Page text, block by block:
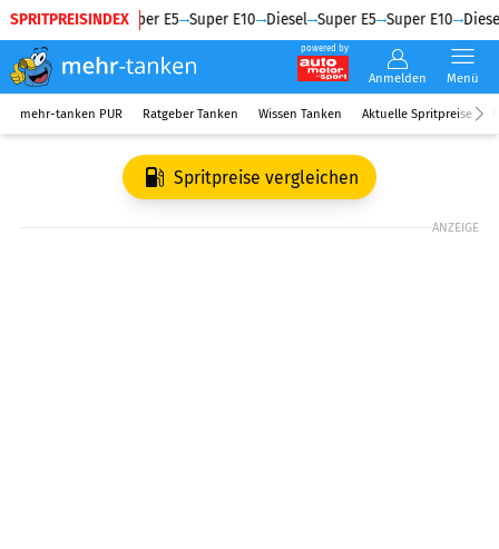
SPRITPREISINDEX
Diesel Super E5 Super E10 Diesel Super E5 Super E10 Diesel
powered by
Anmelden Menü
mehr-tanken PUR Ratgeber Tanken Wissen Tanken Aktuelle Spritpreise
Spritpreise vergleichen
ANZEIGE